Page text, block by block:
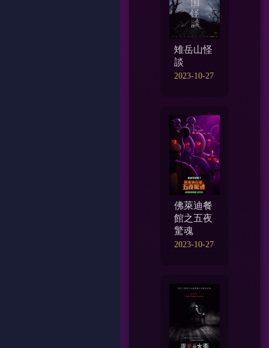
雉岳山怪
談
2023-10-27
佛萊迪餐
館之五夜
驚魂
2023-10-27